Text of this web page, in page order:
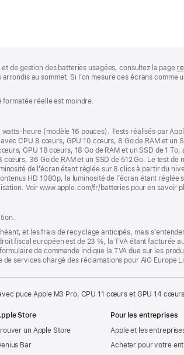
de gestion des batteries usagées, consultez la page
au sommet. Si l’on mesure ces écrans
formatée réelle est moindre.
heure (modèle 16 pouces). Tests réalisés par
CPU 8 cœurs, GPU 10 cœurs, 8 Go de RAM et un
GPU 18 cœurs, 18 Go de RAM et un SSD de 1
36 Go de RAM et un SSD de 512 Go. Le test de
de l’écran étant réglée sur 8 clics à partir du
HD 1080p, la luminosité de l’écran étant
Voir www.apple.com/fr/batteries pour en savoir
et les frais de recyclage anticipés, mais
fiscal européen est de 23 %, la TVA étant facturée
de commande indique la TVA due sur les
services chargé des réclamations pour AIG Europe
puce Apple M3 Pro, CPU 11 cœurs et GPU 14
Store
un Apple Store
Bar
Pour les entreprises
Apple et les
Acheter pour votre